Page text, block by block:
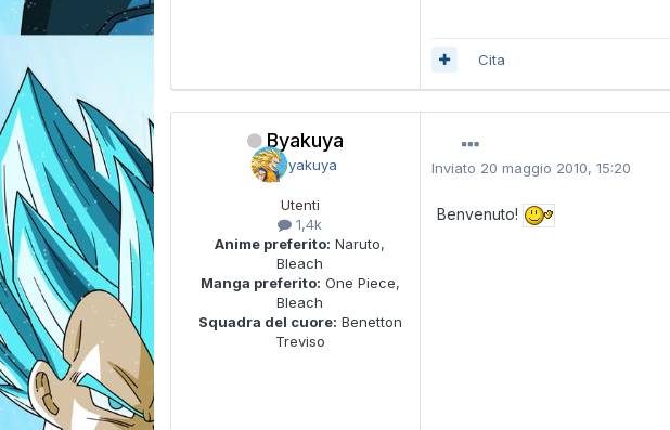
Cita
Byakuya
Utenti
1,4k
Anime preferito: Naruto,
Bleach
Manga preferito: One Piece,
Bleach
Squadra del cuore: Benetton
Treviso
Inviato 20 maggio 2010, 15:20
Benvenuto!